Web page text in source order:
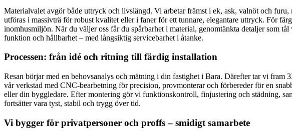
Materialvalet avgör både uttryck och livslängd. Vi arbetar främst i ek, ask, valnöt och
utföras i massivträ för robust kvalitet eller i faner för ett tunnare, elegantare uttryck. För
inomhusmiljön. När du väljer oss får du spårbarhet i material, genomtänkta detaljer som
funktion och hållbarhet – med långsiktig servicebarhet i åtanke.
Processen: från idé och ritning till färdig installation
Resan börjar med en behovsanalys och mätning i din fastighet i Bara. Därefter tar vi
vår verkstad med CNC-bearbetning för precision, provmonterar och förbereder för en
eller din byggledare. Efter montering gör vi funktionskontroll, finjustering och städning,
fortsätter vara tyst, stabil och trygg över tid.
Vi bygger för privatpersoner och proffs – smidigt samarbete